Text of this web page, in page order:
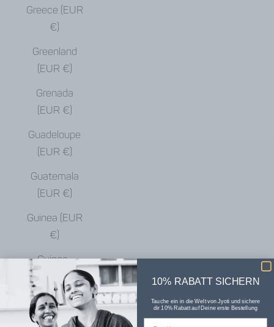
Greece (EUR
€)
Greenland
(EUR €)
Grenada
(EUR €)
Guadeloupe
(EUR €)
Guatemala
(EUR €)
Guinea (EUR
€)
Guinea-
Bissau (EUR
€)
Guyana (EUR
10% RABATT SICHERN
Tauche ein in die Welt von Jyoti und sichere
dir 10% Rabatt auf Deine erste Bestellung